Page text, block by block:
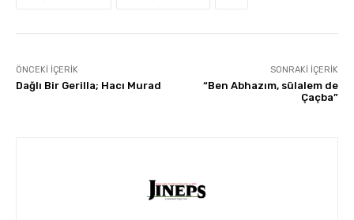
ÖNCEKI İÇERIK
Dağlı Bir Gerilla; Hacı Murad
SONRAKI İÇERIK
“Ben Abhazım, sülalem de
Çaçba”